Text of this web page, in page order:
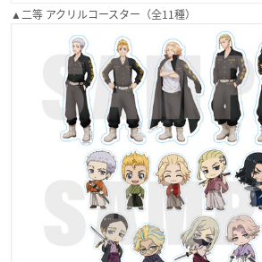
▲二等 アクリルコースター（全11種）